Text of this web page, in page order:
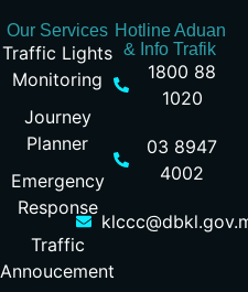
Our Services
Traffic Lights
Monitoring
Journey
Planner
Emergency
Response
Traffic
Annoucement
Hotline Aduan
& Info Trafik
1800 88
1020
03 8947
4002